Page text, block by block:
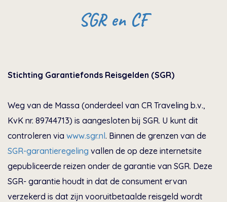
SGR en CF
Stichting Garantiefonds Reisgelden (SGR)
Weg van de Massa (onderdeel van CR Traveling b.v.,
KvK nr. 89744713) is aangesloten bij SGR. U kunt dit
controleren via www.sgr.nl. Binnen de grenzen van de
SGR-garantieregeling vallen de op deze internetsite
gepubliceerde reizen onder de garantie van SGR. Deze
SGR- garantie houdt in dat de consument ervan
verzekerd is dat zijn vooruitbetaalde reisgeld wordt